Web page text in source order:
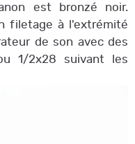
est bronzé noir.
filetage à l'extrémité
de son avec des
1/2x28 suivant les